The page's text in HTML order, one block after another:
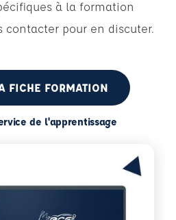
à la formation
contacter pour en discuter.
FICHE FORMATION
de l'apprentissage